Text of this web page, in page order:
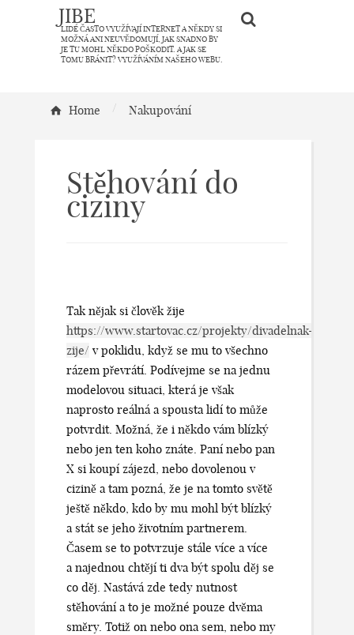
JIBE
LIDÉ ČASTO VYUŽÍVAJÍ INTERNET A NĚKDY SI
MOŽNÁ ANI NEUVĚDOMUJÍ, JAK SNADNO BY
JE TU MOHL NĚKDO POŠKODIT. A JAK SE
TOMU BRÁNIT? VYUŽÍVÁNÍM NAŠEHO WEBU.
Home / Nakupování
Stěhování do
ciziny
Tak nějak si člověk žije
https://www.startovac.cz/projekty/divadelnak-
zije/ v poklidu, když se mu to všechno
rázem převrátí. Podívejme se na jednu
modelovou situaci, která je však
naprosto reálná a spousta lidí to může
potvrdit. Možná, že i někdo vám blízký
nebo jen ten koho znáte. Paní nebo pan
X si koupí zájezd, nebo dovolenou v
cizině a tam pozná, že je na tomto světě
ještě někdo, kdo by mu mohl být blízký
a stát se jeho životním partnerem.
Časem se to potvrzuje stále více a více
a najednou chtějí ti dva být spolu děj se
co děj. Nastává zde tedy nutnost
stěhování a to je možné pouze dvěma
směry. Totiž on nebo ona sem, nebo my